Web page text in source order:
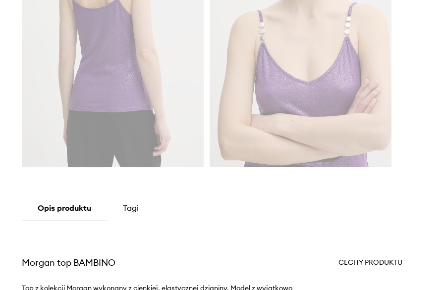
Opis produktu Tagi
Morgan top BAMBINO
Top z kolekcji Morgan wykonany z cienkiej, elastycznej dzianiny. Model z wyjątkowo
CECHY PRODUKTU